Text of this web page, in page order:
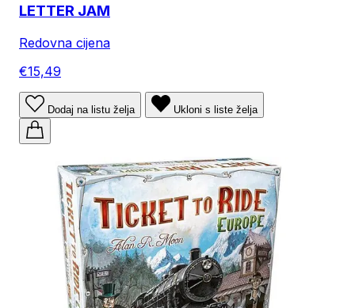
LETTER JAM
Redovna cijena
€15,49
Dodaj na listu želja Ukloni s liste želja